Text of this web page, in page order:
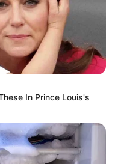
In Prince Louis's